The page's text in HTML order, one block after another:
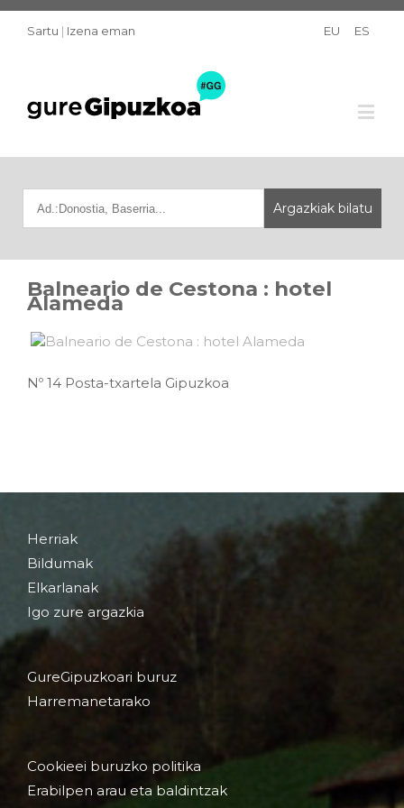
Sartu | Izena eman EU ES
Balneario de Cestona : hotel
Alameda
Nº 14 Posta-txartela Gipuzkoa
Herriak
Bildumak
Elkarlanak
Igo zure argazkia
GureGipuzkoari buruz
Harremanetarako
Cookieei buruzko politika
Erabilpen arau eta baldintzak